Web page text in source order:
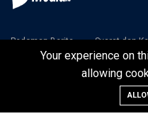
Pedoman Berita Syarat dan
Disclaimer
Kebijakan Privasi
Your experience on
allowing